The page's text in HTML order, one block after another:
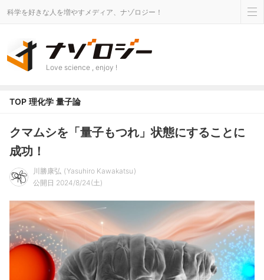
科学を好きな人を増やすメディア、ナゾロジー！
Love science , enjoy !
TOP 理化学 量子論
クマムシを「量子もつれ」状態にすることに
成功！
川勝康弘
Yasuhiro Kawakatsu
公開日 2024/8/24(土)